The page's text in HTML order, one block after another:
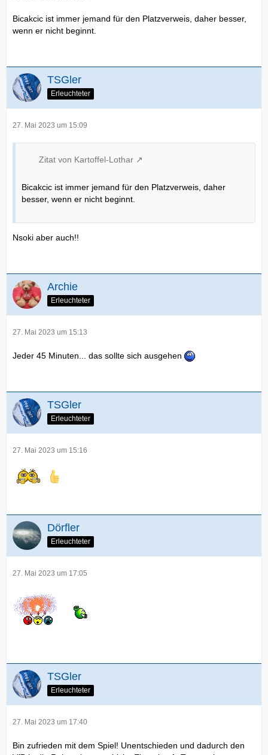
Bicakcic ist immer jemand für den Platzverweis, daher besser,
wenn er nicht beginnt.
TSGler
Erleuchteter
27. Mai 2023 um 15:09
Zitat von Kartoffel-Lothar
Bicakcic ist immer jemand für den Platzverweis, daher
besser, wenn er nicht beginnt.
Nsoki aber auch!!
Archie
Erleuchteter
27. Mai 2023 um 15:13
Jeder 45 Minuten... das sollte sich ausgehen
TSGler
Erleuchteter
27. Mai 2023 um 15:16
Dörfler
Erleuchteter
27. Mai 2023 um 17:05
TSGler
Erleuchteter
27. Mai 2023 um 17:40
Bin zufrieden mit dem Spiel! Unentschieden und dadurch den